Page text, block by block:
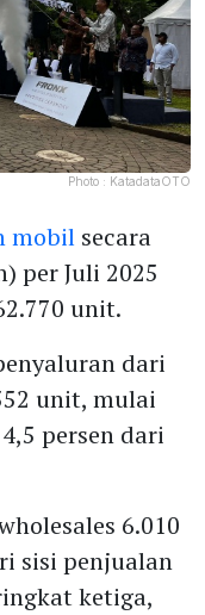
Photo : KatadataOTO
mobil secara
per Juli 2025
unit.
dari
unit, mulai
persen dari
6.010
sisi penjualan
ketiga,